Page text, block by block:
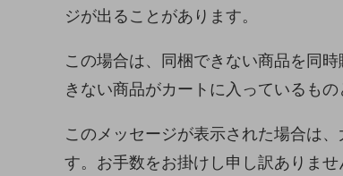
ジが出ることがあります。
この場合は、同梱できない商品を同
きない商品がカートに入っているもの
このメッセージが表示された場合は
す。お手数をお掛けし申し訳ありませ